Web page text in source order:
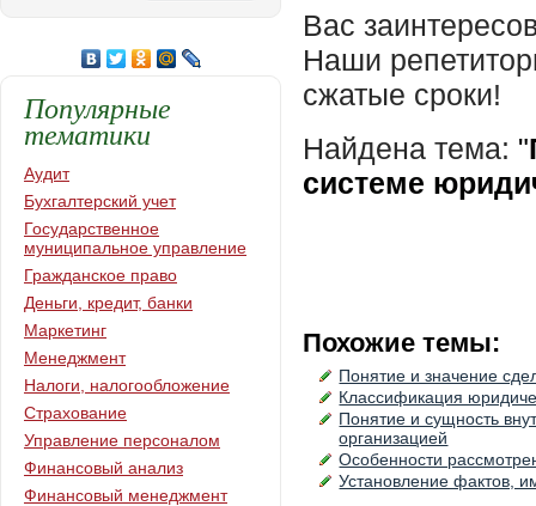
Вас
Наши
сжатые сроки!
Найдена тема: "
системе
Похожие темы:
Понятие и значение
Классификация
Понятие и сущность
организацией
Особенности
Установление фактов,
Популярные
тематики
Аудит
Бухгалтерский учет
Государственное
муниципальное управление
Гражданское право
Деньги, кредит, банки
Маркетинг
Менеджмент
Налоги, налогообложение
Страхование
Управление персоналом
Финансовый анализ
Финансовый менеджмент